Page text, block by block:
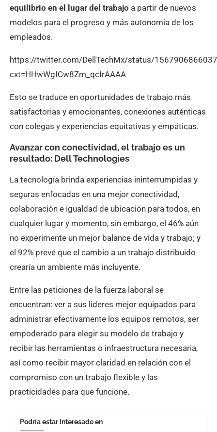
equilibrio en el lugar del trabajo a partir de nuevos
modelos para el progreso y más autonomía de los
empleados.
https://twitter.com/DellTechMx/status/
cxt=HHwWgICw8Zm_qcIrAAAA
Esto se traduce en oportunidades de trabajo más
satisfactorias y emocionantes, conexiones auténticas
con colegas y experiencias equitativas y empáticas.
Avanzar con conectividad, el trabajo es un
resultado: Dell Technologies
La tecnología brinda experiencias ininterrumpidas y
seguras enfocadas en una mejor conectividad,
colaboración e igualdad de ubicación para todos, en
cualquier lugar y momento, sin embargo, el 46% aún
no experimente un mejor balance de vida y trabajo; y
el 92% prevé que el cambio a un trabajo distribuido
crearía un ambiente más incluyente.
Entre las peticiones de la fuerza laboral se
encuentran: ver a sus lideres mejor equipados para
administrar efectivamente los equipos remotos, ser
empoderado para elegir su modelo de trabajo y
recibir las herramientas o infraestructura necesaria,
así como recibir mayor claridad en relación con el
compromiso con un trabajo flexible y las
practicidades para que funcione.
Podría estar interesado en